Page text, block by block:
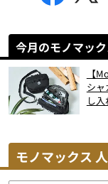
今月のモノマッ
【
シ
し
モノマックス